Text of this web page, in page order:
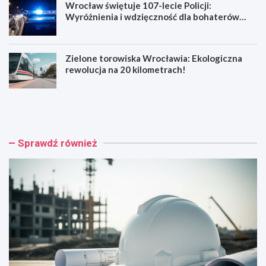
Wrocław świętuje 107-lecie Policji:
Wyróżnienia i wdzięczność dla bohaterów
Zielone torowiska Wrocławia: Ekologiczna
rewolucja na 20 kilometrach!
R
a
a
b
a
r
o
w
W
e
a
R
e
y
m
t
Sprawdź również